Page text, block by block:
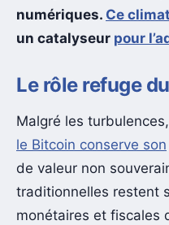
numériques. Ce
un catalyseur pour
Le rôle refuge
Malgré les
le Bitcoin conserve son
de valeur non
traditionnelles restent
monétaires et fiscales